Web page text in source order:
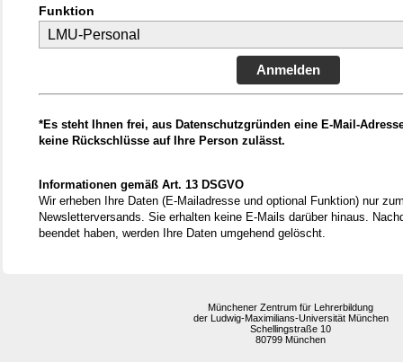
Funktion
Anmelden
*Es steht Ihnen frei, aus Datenschutzgründen eine E-Mail-
keine Rückschlüsse auf Ihre Person zulässt.
Informationen gemäß Art. 13 DSGVO
Wir erheben Ihre Daten (E-Mailadresse und optional Funktion) nur
Newsletterversands. Sie erhalten keine E-Mails darüber hinaus.
beendet haben, werden Ihre Daten umgehend gelöscht.
Münchener Zentrum für Lehrerbildung
der Ludwig-Maximilians-Universität München
Schellingstraße 10
80799 München